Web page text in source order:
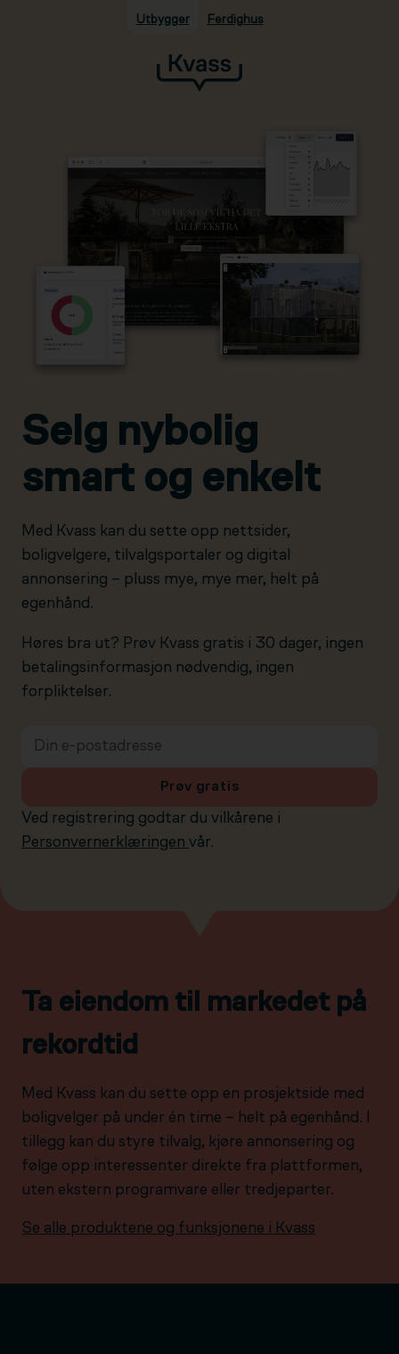
Hopp til hovedinnhold
Utbygger Ferdighus
Selg nybolig
smart og enkelt
Med Kvass kan du sette opp nettsider,
boligvelgere, tilvalgsportaler og digital
annonsering – pluss mye, mye mer, helt på
egenhånd.
Høres bra ut? Prøv Kvass gratis i 30 dager, ingen
betalingsinformasjon nødvendig, ingen
forpliktelser.
Ved registrering godtar du vilkårene i
Personvernerklæringen vår.
Prøv gratis
Ta eiendom til markedet på
rekordtid
Med Kvass kan du sette opp en prosjektside med
boligvelger på under én time – helt på egenhånd. I
tillegg kan du styre tilvalg, kjøre annonsering og
følge opp interessenter direkte fra plattformen,
uten ekstern programvare eller tredjeparter.
Se alle produktene og funksjonene i Kvass